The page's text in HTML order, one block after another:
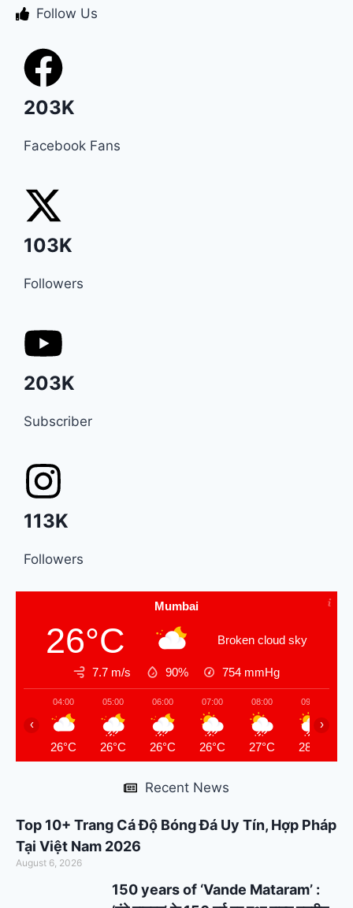
Follow Us
203K
Facebook Fans
103K
Followers
203K
Subscriber
113K
Followers
Mumbai
26°C Broken cloud sky
7.7 m/s 90% 754 mmHg
04:00
26°C
05:00
26°C
06:00
26°C
07:00
26°C
08:00
27°C
09:00
28°C
‹ ›
Recent News
Top 10+ Trang Cá Độ Bóng Đá Uy Tín, Hợp Pháp
Tại Việt Nam 2026
August 6, 2026
150 years of ‘Vande Mataram’ :